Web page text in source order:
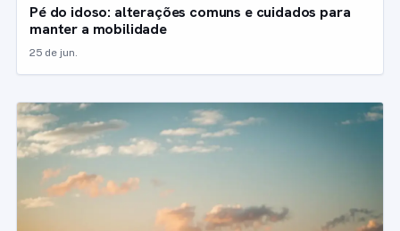
Pé do idoso: alterações comuns e cuidados para
manter a mobilidade
25 de jun.